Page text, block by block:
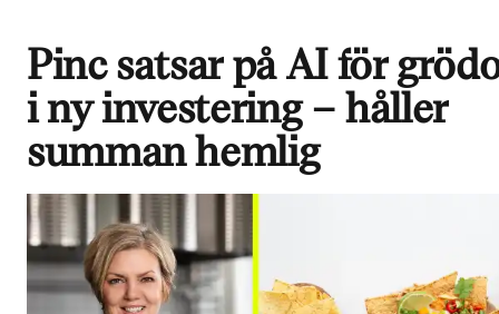
Pinc satsar på AI för
i ny investering – håller
summan hemlig